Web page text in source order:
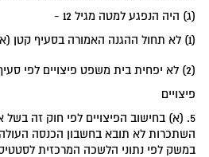
(ג) היה הנפגע למטה מגיל 12 -
(1) לא תחול ההגנה האמורה בסעיף קטן (א)(4);
(2) לא יפחית בית משפט פיצויים לפי סעיף קטן (ב).
פיצויים
5. (א) בחישוב הפיצויים לפי חוק זה
השתכרות לא תובא בחשבון הכנסה
במשק לפי נתוני הלשכה המרכזית